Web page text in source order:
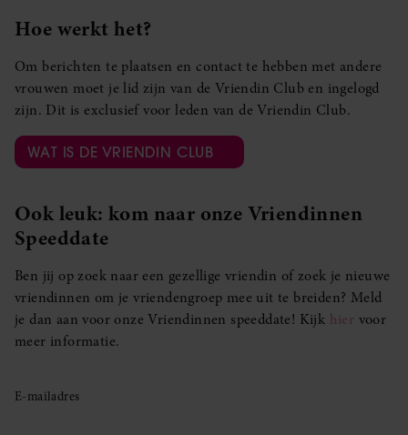
Hoe werkt het?
Om berichten te plaatsen en contact te hebben met andere
vrouwen moet je lid zijn van de Vriendin Club en ingelogd
zijn. Dit is exclusief voor leden van de Vriendin Club.
WAT IS DE VRIENDIN CLUB
Ook leuk: kom naar onze Vriendinnen
Speeddate
Ben jij op zoek naar een gezellige vriendin of zoek je nieuwe
vriendinnen om je vriendengroep mee uit te breiden? Meld
je dan aan voor onze Vriendinnen speeddate! Kijk hier voor
meer informatie.
E-mailadres